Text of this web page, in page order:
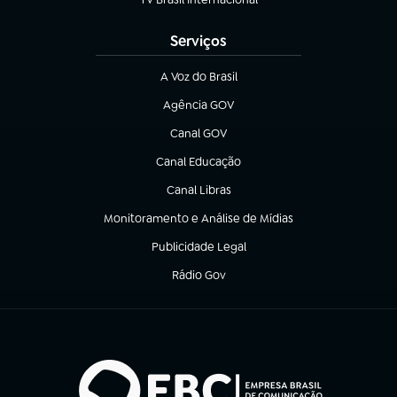
(abre em nova aba)
Serviços
A Voz do Brasil
(abre em nova aba)
Agência GOV
(abre em nova aba)
Canal GOV
(abre em nova aba)
Canal Educação
(abre em nova aba)
Canal Libras
(abre em nova aba)
Monitoramento e Análise de Mídias
(abre em nova aba)
Publicidade Legal
(abre em nova aba)
Rádio Gov
(abre em nova aba)